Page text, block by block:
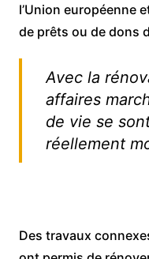
l’Union européenne
de prêts ou de dons
Avec la
affaires
de vie se
réellement
Des travaux